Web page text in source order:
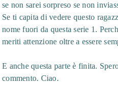
se non sarei sorpreso se non
Se ti capita di vedere questo
nome fuori da questa serie 1.
meriti attenzione oltre a essere
E anche questa parte è finita.
commento. Ciao.